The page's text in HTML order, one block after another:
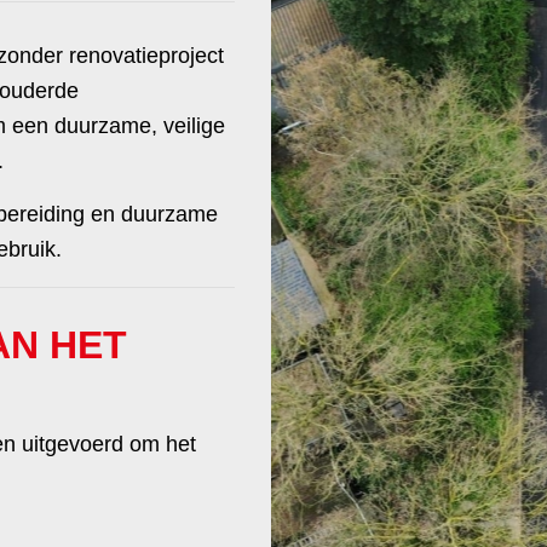
renovatieproject
een duurzame, veilige
en duurzame
HET
uitgevoerd om het